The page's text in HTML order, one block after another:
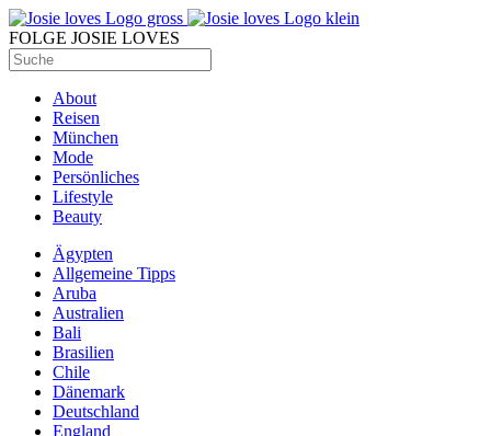
FOLGE JOSIE LOVES
About
Reisen
München
Mode
Persönliches
Lifestyle
Beauty
Ägypten
Allgemeine Tipps
Aruba
Australien
Bali
Brasilien
Chile
Dänemark
Deutschland
England